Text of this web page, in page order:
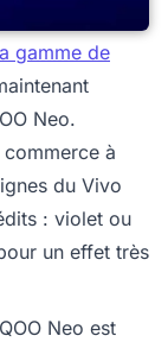
gamme de
Neo.
à
du Vivo
: violet ou
un effet très
Neo est